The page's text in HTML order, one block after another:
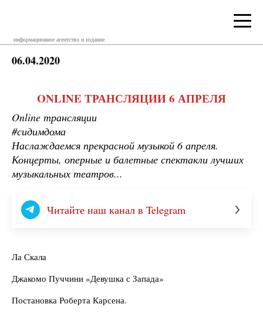
информационное агентство и издание
06.04.2020
ONLINE ТРАНСЛЯЦИИ 6 АПРЕЛЯ
Online трансляции
#сидимдома
Наслаждаемся прекрасной музыкой 6 апреля.
Концерты, оперные и балетные спектакли лучших
музыкальных театров...
Читайте наш канал в Telegram
Ла Скала
Джакомо Пуччини «Девушка с Запада»
Постановка Роберта Карсена.